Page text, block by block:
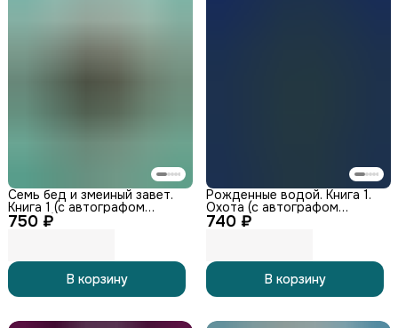
750 ₽
Семь бед и змеиный завет.
Книга 1 (с автографом
автора)
В корзину
740 ₽
Рожденные водой. Книга 1.
Охота (с автографом
автора)
В корзину